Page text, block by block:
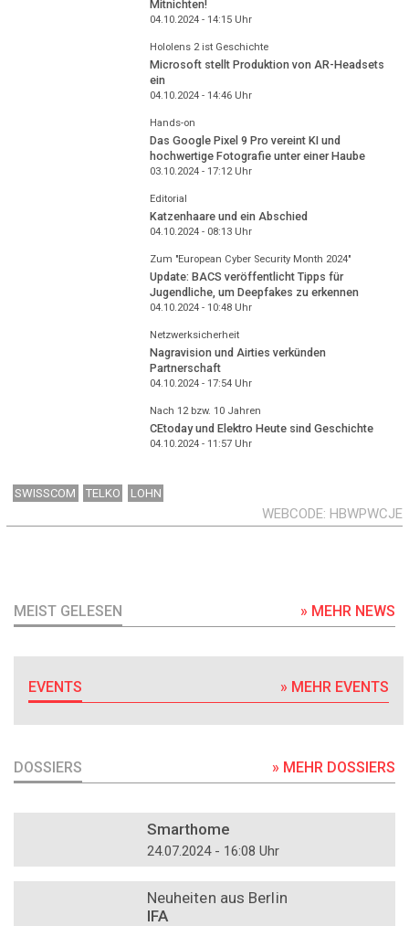
Mitnichten!
04.10.2024 - 14:15Uhr
Hololens 2 ist Geschichte
Microsoft stellt Produktion von AR-Headsets
ein
04.10.2024 - 14:46Uhr
Hands-on
Das Google Pixel 9 Pro vereint KI und
hochwertige Fotografie unter einer Haube
03.10.2024 - 17:12Uhr
Editorial
Katzenhaare und ein Abschied
04.10.2024 - 08:13Uhr
Zum "European Cyber Security Month 2024"
Update: BACS veröffentlicht Tipps für
Jugendliche, um Deepfakes zu erkennen
04.10.2024 - 10:48Uhr
Netzwerksicherheit
Nagravision und Airties verkünden
Partnerschaft
04.10.2024 - 17:54Uhr
Nach 12 bzw. 10 Jahren
CEtoday und Elektro Heute sind Geschichte
04.10.2024 - 11:57Uhr
SWISSCOM TELKO LOHN
WEBCODE HBWPWCJE
MEIST GELESEN » MEHR NEWS
EVENTS » MEHR EVENTS
DOSSIERS » MEHR DOSSIERS
Smarthome
24.07.2024 - 16:08 Uhr
Neuheiten aus Berlin
IFA